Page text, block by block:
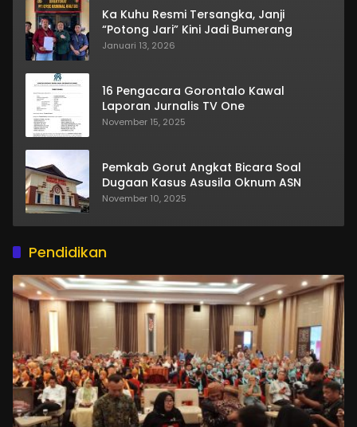
Ka Kuhu Resmi Tersangka, Janji
“Potong Jari” Kini Jadi Bumerang
Januari 13, 2026
16 Pengacara Gorontalo Kawal
Laporan Jurnalis TV One
November 15, 2025
Pemkab Gorut Angkat Bicara Soal
Dugaan Kasus Asusila Oknum ASN
November 10, 2025
Pendidikan